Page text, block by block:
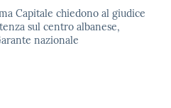
Capitale chiedono al giudice
sul centro albanese,
nazionale